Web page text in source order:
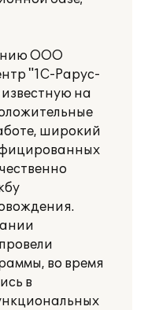
ООО
"1С-Рарус-
на
широкий
во время
в